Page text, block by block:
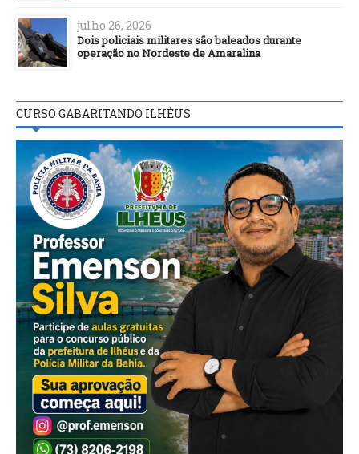
julho 26, 2026
Dois policiais militares são baleados durante
operação no Nordeste de Amaralina
CURSO GABARITANDO ILHÉUS